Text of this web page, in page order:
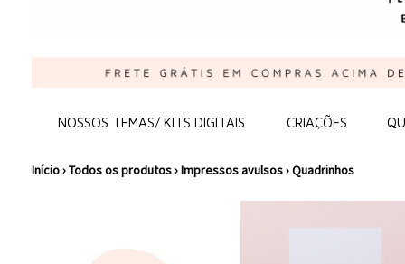
NOSSOS TEMAS/ KITS DIGITAIS CRIAÇÕES
Início›Todos os produtos›Impressos avulsos›Quadrinhos